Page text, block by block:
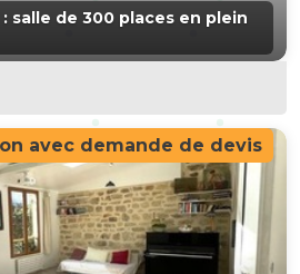
: salle de 300 places en plein
avec demande de devis